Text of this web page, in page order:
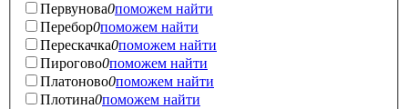
Первунова0поможем найти
Перебор0поможем найти
Перескачка0поможем найти
Пирогово0поможем найти
Платоново0поможем найти
Плотина0поможем найти